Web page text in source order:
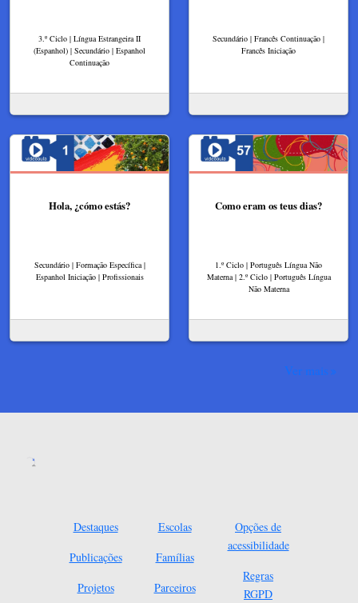
3.º Ciclo | Língua Estrangeira II
(Espanhol) | Secundário | Espanhol
Continuação
Secundário | Francês Continuação |
Francês Iniciação
Hola, ¿cómo estás?
Secundário | Formação Específica |
Espanhol Iniciação | Profissionais
Como eram os teus dias?
1.º Ciclo | Português Língua Não
Materna | 2.º Ciclo | Português Língua
Não Materna
Ver mais
Destaques
Publicações
Projetos
Escolas
Famílias
Parceiros
Opções de
acessibilidade
Regras
RGPD